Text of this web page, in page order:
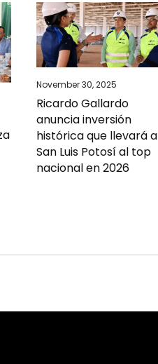
November 30, 2025
Ricardo Gallardo
anuncia inversión
histórica que llevará a
San Luis Potosí al top
nacional en 2026